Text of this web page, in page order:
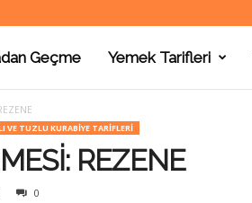
Geçme Yemek Tarifleri
VE TUZLU KURABIYE TARIFLERI
REZENE
0